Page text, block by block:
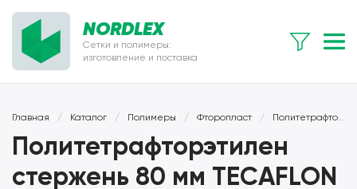
NORDLEX
Сетки и полимеры:
изготовление и поставка
Главная / Каталог / Полимеры / Фторопласт / Политетрафторэтилен (тефлон)
Политетрафторэтилен
стержень 80 мм TECAFLON